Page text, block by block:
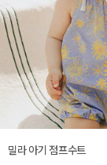
밀라 아기 점프수트